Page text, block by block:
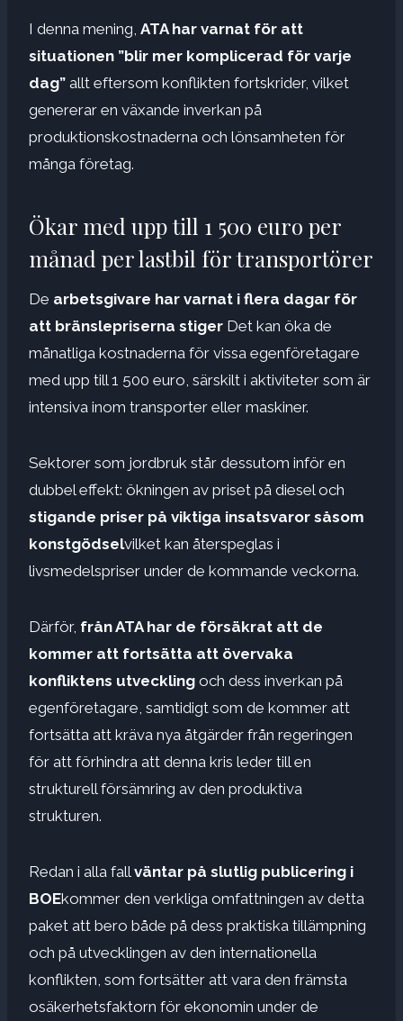
I denna mening, ATA har varnat för att
situationen ”blir mer komplicerad för varje
dag” allt eftersom konflikten fortskrider, vilket
genererar en växande inverkan på
produktionskostnaderna och lönsamheten för
många företag.
Ökar med upp till 1 500 euro per
månad per lastbil för transportörer
De arbetsgivare har varnat i flera dagar för
att bränslepriserna stiger Det kan öka de
månatliga kostnaderna för vissa egenföretagare
med upp till 1 500 euro, särskilt i aktiviteter som är
intensiva inom transporter eller maskiner.
Sektorer som jordbruk står dessutom inför en
dubbel effekt: ökningen av priset på diesel och
stigande priser på viktiga insatsvaror såsom
konstgödselvilket kan återspeglas i
livsmedelspriser under de kommande veckorna.
Därför, från ATA har de försäkrat att de
kommer att fortsätta att övervaka
konfliktens utveckling och dess inverkan på
egenföretagare, samtidigt som de kommer att
fortsätta att kräva nya åtgärder från regeringen
för att förhindra att denna kris leder till en
strukturell försämring av den produktiva
strukturen.
Redan i alla fall väntar på slutlig publicering i
BOEkommer den verkliga omfattningen av detta
paket att bero både på dess praktiska tillämpning
och på utvecklingen av den internationella
konflikten, som fortsätter att vara den främsta
osäkerhetsfaktorn för ekonomin under de